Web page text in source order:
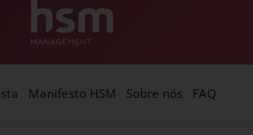
Manifesto HSM Sobre nós FAQ